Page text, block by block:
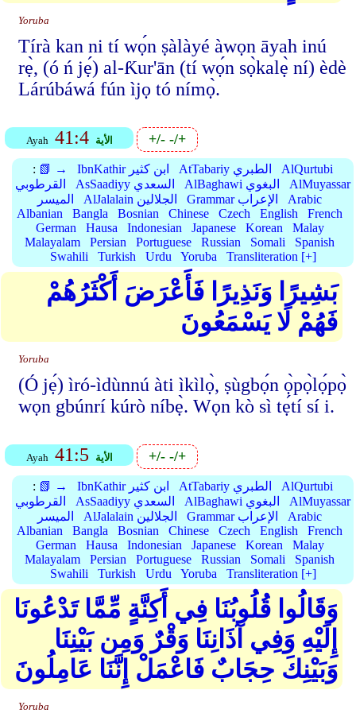
Yoruba
Tírà kan ni tí wọ́n ṣàlàyé àwọn āyah inú
rẹ̀, (ó ń jẹ́) al-Ƙur'ān (tí wọ́n sọ̀kalẹ̀ ní) èdè
Lárúbáwá fún ìjọ tó nímọ̀.
Ayah 41:4 الأية +/--/+
: 📗 → IbnKathir ابن كثير AtTabariy الطبري
AlQurtubi
القرطوبي
AsSaadiyy السعدي AlBaghawi البغوي
AlMuyassar
الميسر
AlJalalain الجلالين Grammar الإعراب
Arabic
Albanian
Bangla Bosnian Chinese Czech English
French
German
Hausa Indonesian Japanese Korean
Malay
Malayalam
Persian Portuguese Russian Somali
Spanish
Swahili
Turkish Urdu Yoruba Transliteration [+]
بَشِيرًا وَنَذِيرًا فَأَعْرَضَ أَكْثَرُهُمْ
فَهُمْ لَا يَسْمَعُونَ
Yoruba
(Ó jẹ́) ìró-ìdùnnú àti ìkìlọ̀, ṣùgbọ́n ọ̀pọ̀lọ́pọ̀
wọn gbúnrí kúrò níbẹ̀. Wọn kò sì tẹ́tí sí i.
Ayah 41:5 الأية +/--/+
: 📗 → IbnKathir ابن كثير AtTabariy الطبري
AlQurtubi
القرطوبي
AsSaadiyy السعدي AlBaghawi البغوي
AlMuyassar
الميسر
AlJalalain الجلالين Grammar الإعراب
Arabic
Albanian
Bangla Bosnian Chinese Czech English
French
German
Hausa Indonesian Japanese Korean
Malay
Malayalam
Persian Portuguese Russian Somali
Spanish
Swahili
Turkish Urdu Yoruba Transliteration [+]
وَقَالُوا قُلُوبُنَا فِي أَكِنَّةٍ مِّمَّا تَدْعُونَا
إِلَيْهِ وَفِي آذَانِنَا وَقْرٌ وَمِن بَيْنِنَا
وَبَيْنِكَ حِجَابٌ فَاعْمَلْ إِنَّنَا عَامِلُونَ
Yoruba